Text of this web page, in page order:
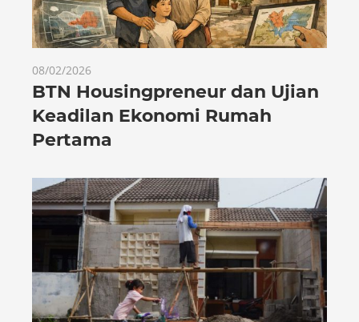
08/02/2026
BTN Housingpreneur dan Ujian
Keadilan Ekonomi Rumah
Pertama